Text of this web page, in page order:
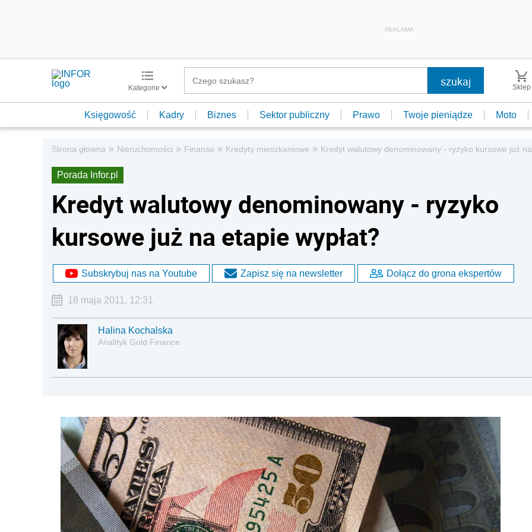
REKLAMA
Kategorie Sklep
Księgowość Kadry Biznes Sektor publiczny Prawo Twoje pieniądze Moto
Strona główna » Nieruchomości » Finanse » Kredyty mieszkaniowe » Kredyt walutowy denominowany - ryzyko kursowe już
Porada Infor.pl
Kredyt walutowy denominowany - ryzyko
kursowe już na etapie wypłat?
Subskrybuj nas na Youtube Zapisz się na newsletter Dołącz do grona ekspertów
18 maja 2011, 12:31
Halina Kochalska
Analityk Gold Finance